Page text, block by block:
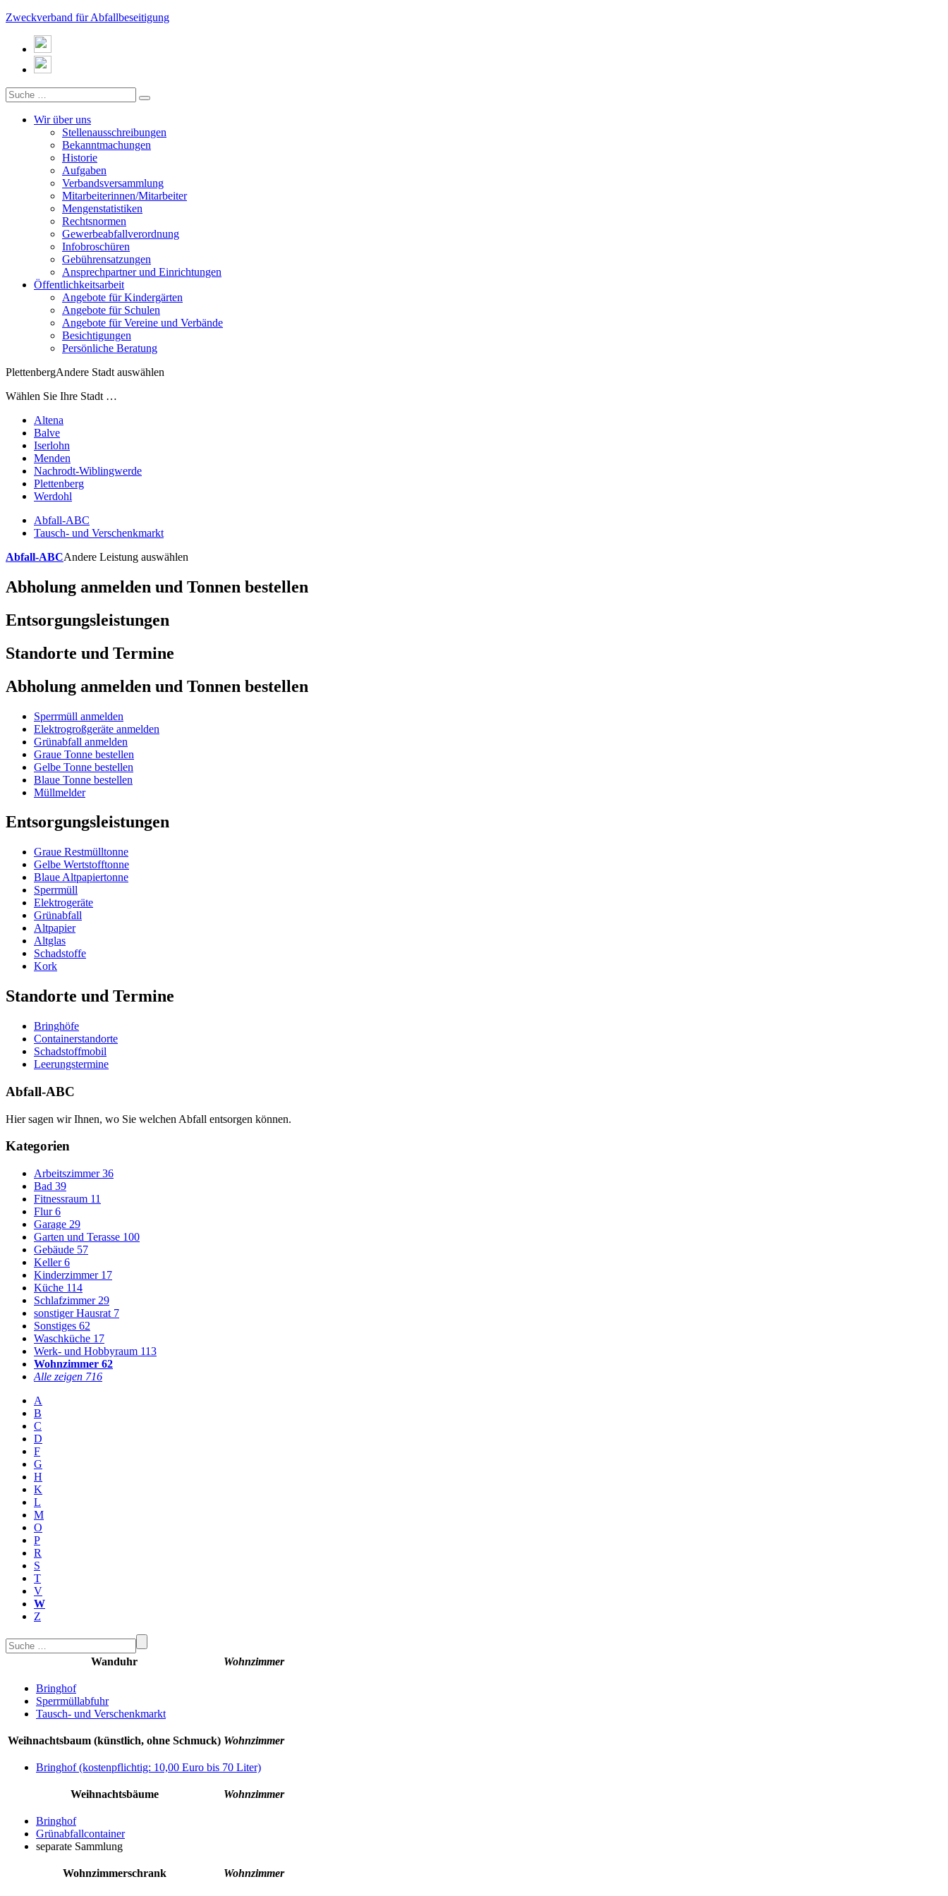
Zweckverband für Abfallbeseitigung
Wir über uns
Stellenausschreibungen
Bekanntmachungen
Historie
Aufgaben
Verbandsversammlung
Mitarbeiterinnen/Mitarbeiter
Mengenstatistiken
Rechtsnormen
Gewerbeabfallverordnung
Infobroschüren
Gebührensatzungen
Ansprechpartner und Einrichtungen
Öffentlichkeitsarbeit
Angebote für Kindergärten
Angebote für Schulen
Angebote für Vereine und Verbände
Besichtigungen
Persönliche Beratung
PlettenbergAndere Stadt auswählen
Wählen Sie Ihre Stadt …
Altena
Balve
Iserlohn
Menden
Nachrodt-Wiblingwerde
Plettenberg
Werdohl
Abfall-ABC
Tausch- und Verschenkmarkt
Abfall-ABCAndere Leistung auswählen
Abholung anmelden und Tonnen bestellen
Entsorgungsleistungen
Standorte und Termine
Abholung anmelden und Tonnen bestellen
Sperrmüll anmelden
Elektrogroßgeräte anmelden
Grünabfall anmelden
Graue Tonne bestellen
Gelbe Tonne bestellen
Blaue Tonne bestellen
Müllmelder
Entsorgungsleistungen
Graue Restmülltonne
Gelbe Wertstofftonne
Blaue Altpapiertonne
Sperrmüll
Elektrogeräte
Grünabfall
Altpapier
Altglas
Schadstoffe
Kork
Standorte und Termine
Bringhöfe
Containerstandorte
Schadstoffmobil
Leerungstermine
Abfall-ABC
Hier sagen wir Ihnen, wo Sie welchen Abfall entsorgen können.
Kategorien
Arbeitszimmer36
Bad 39
Fitnessraum 11
Flur6
Garage 29
Garten und Terasse 100
Gebäude 57
Keller6
Kinderzimmer 17
Küche 114
Schlafzimmer 29
sonstiger Hausrat 7
Sonstiges 62
Waschküche 17
Werk- und Hobbyraum 113
Wohnzimmer 62
Alle zeigen 716
A
B
C
D
F
G
H
K
L
M
O
P
R
S
T
V
W
Z
Wanduhr Wohnzimmer
Bringhof
Sperrmüllabfuhr
Tausch- und Verschenkmarkt
Weihnachtsbaum (künstlich, ohne Schmuck) Wohnzimmer
Bringhof (kostenpflichtig: 10,00 Euro bis 70 Liter)
Weihnachtsbäume Wohnzimmer
Bringhof
Grünabfallcontainer
separate Sammlung
Wohnzimmerschrank Wohnzimmer